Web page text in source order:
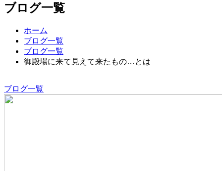
ブログ一覧
ホーム
ブログ一覧
ブログ一覧
御殿場に来て見えて来たもの…とは
ブログ一覧